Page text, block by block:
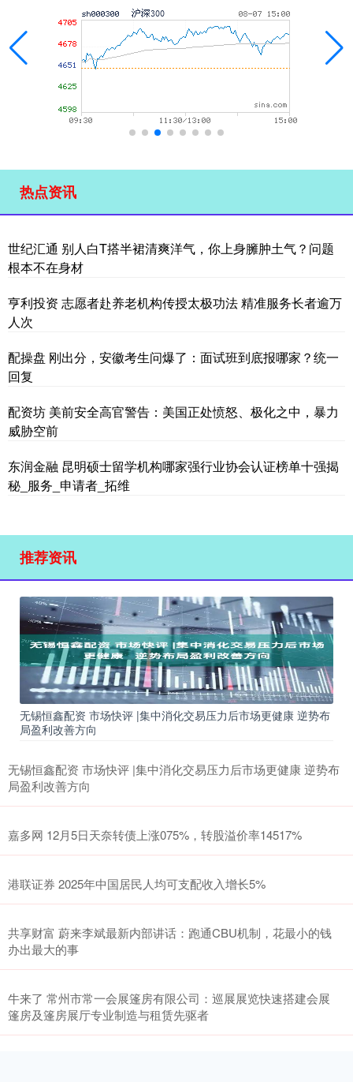
热点资讯
世纪汇通 别人白T搭半裙清爽洋气，你上身臃肿土气？问题
根本不在身材
亨利投资 志愿者赴养老机构传授太极功法 精准服务长者逾万
人次
配操盘 刚出分，安徽考生问爆了：面试班到底报哪家？统一
回复
配资坊 美前安全高官警告：美国正处愤怒、极化之中，暴力
威胁空前
东润金融 昆明硕士留学机构哪家强行业协会认证榜单十强揭
秘_服务_申请者_拓维
推荐资讯
无锡恒鑫配资 市场快评 |集中消化交易压力后市场更健康 逆势布
局盈利改善方向
无锡恒鑫配资 市场快评 |集中消化交易压力后市场更健康 逆势布
局盈利改善方向
嘉多网 12月5日天奈转债上涨075%，转股溢价率14517%
港联证券 2025年中国居民人均可支配收入增长5%
共享财富 蔚来李斌最新内部讲话：跑通CBU机制，花最小的钱
办出最大的事
牛来了 常州市常一会展篷房有限公司：巡展展览快速搭建会展
篷房及篷房展厅专业制造与租赁先驱者